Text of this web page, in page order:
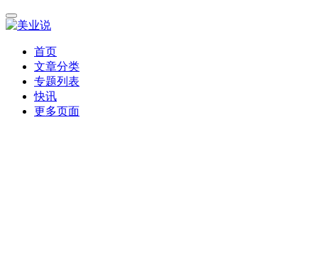
首页
文章分类
专题列表
快讯
更多页面